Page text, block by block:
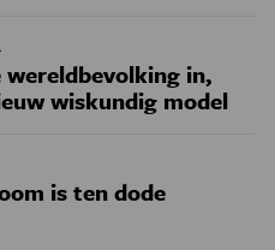
in,
wiskundig model
is ten dode